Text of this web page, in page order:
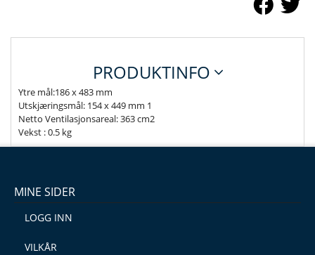
PRODUKTINFO
Ytre mål:186 x 483 mm
Utskjæringsmål: 154 x 449 mm 1
Netto Ventilasjonsareal: 363 cm2
Vekst : 0.5 kg
MINE SIDER
LOGG INN
VILKÅR